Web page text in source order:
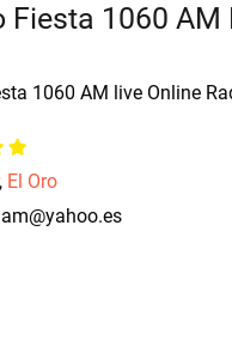
Fiesta 1060 AM
1060 AM live Online
, El Oro